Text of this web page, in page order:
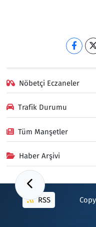
Nöbetçi Eczaneler
Trafik Durumu
Tüm Manşetler
Haber Arşivi
RSS